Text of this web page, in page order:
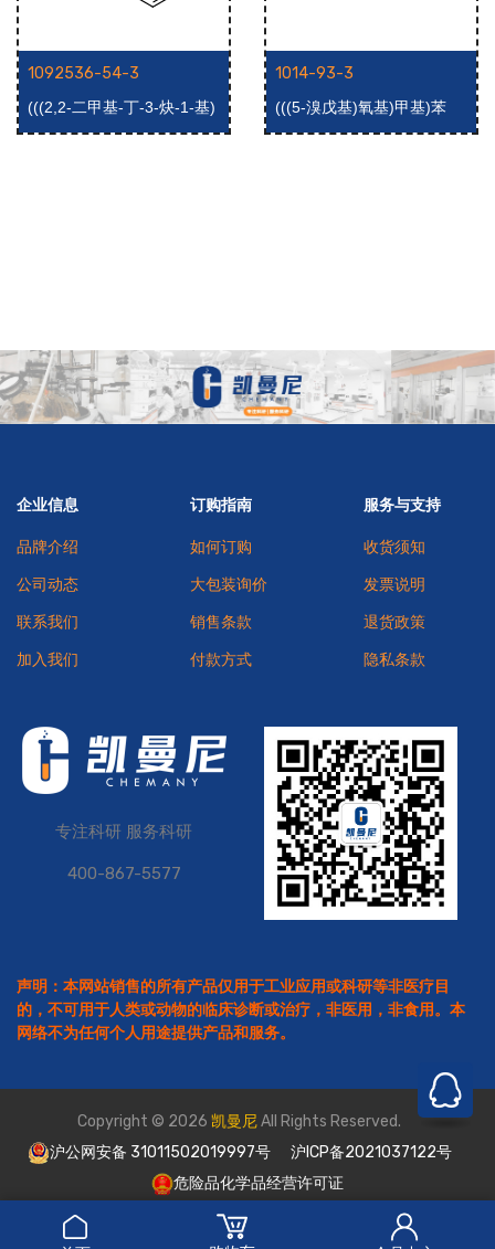
1092536-54-3
(((2,2-二甲基-丁-3-炔-1-基)
氧基)甲基)苯
1014-93-3
(((5-溴戊基)氧基)甲基)苯
企业信息
品牌介绍
公司动态
联系我们
加入我们
订购指南
如何订购
大包装询价
销售条款
付款方式
服务与支持
收货须知
发票说明
退货政策
隐私条款
专注科研 服务科研
400-867-5577
声明：本网站销售的所有产品仅用于工业应用或科研等非医疗目
的，不可用于人类或动物的临床诊断或治疗，非医用，非食用。本
网络不为任何个人用途提供产品和服务。
Copyright © 2026 凯曼尼All Rights Reserved.
沪公网安备 31011502019997号
沪ICP备2021037122号
危险品化学品经营许可证